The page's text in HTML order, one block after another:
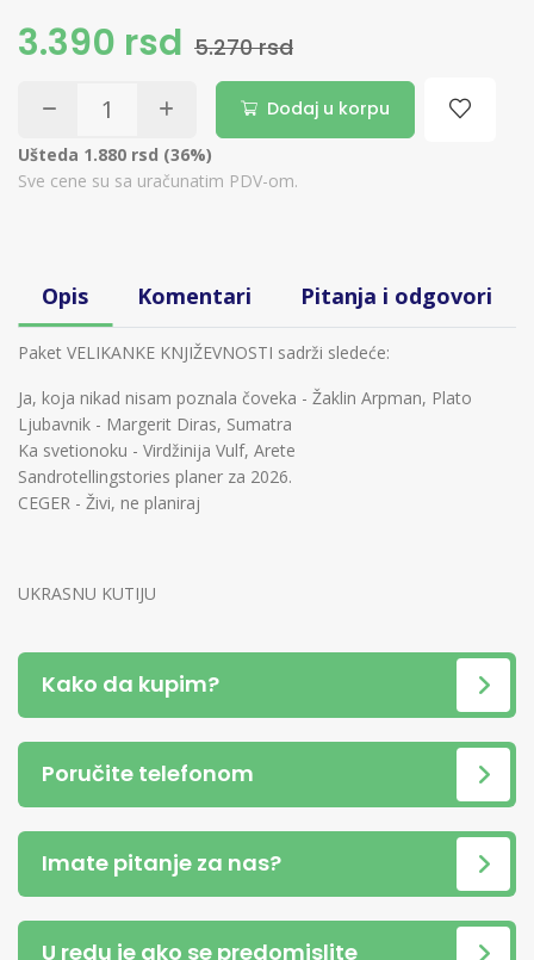
3.390 rsd 5.270 rsd
Dodaj u korpu
Ušteda 1.880 rsd (36%)
Sve cene su sa uračunatim PDV-om.
Opis Komentari Pitanja i odgovori
Paket VELIKANKE KNJIŽEVNOSTI sadrži sledeće:
Ja, koja nikad nisam poznala čoveka - Žaklin Arpman, Plato
Ljubavnik - Margerit Diras, Sumatra
Ka svetionoku - Virdžinija Vulf, Arete
Sandrotellingstories planer za 2026.
CEGER - Živi, ne planiraj
UKRASNU KUTIJU
Kako da kupim?
Poručite telefonom
Imate pitanje za nas?
U redu je ako se predomislite